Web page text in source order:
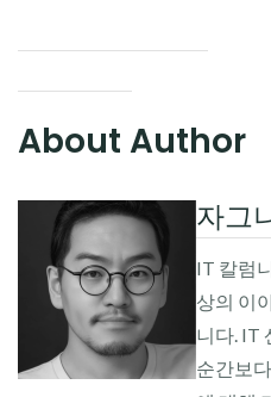
About Author
자그
IT 칼럼
상의 이
니다. IT
순간보